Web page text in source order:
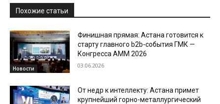
Похожие статьи
Новости
Финишная прямая: Астана готовится к
старту главного b2b-события ГМК —
Конгресса AMM 2026
03.06.2026
От недр к интеллекту: Астана примет
крупнейший горно-металлургический